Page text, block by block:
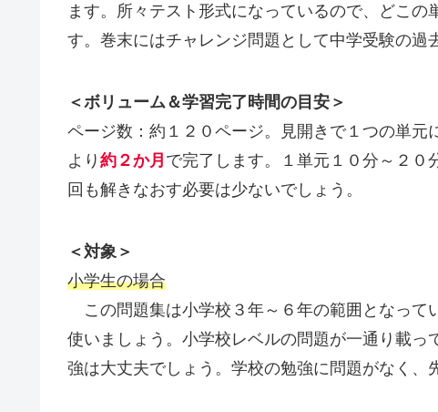
ます。所々テスト形式になっているので、どこの
す。巻末にはチャレンジ問題として中学受験の過
＜ボリューム＆学習完了時間の目安＞
ページ数：約１２０ページ。見開きで１つの単
より 約２か月 で完了します。１単元１０分～２０
回も解きなおす必要は少ないでしょう。
＜対象＞
小学生の場合
この問題集は小学校３年～６年の範囲となって
使いましょう。小学校レベルの問題が一通り載
強は大丈夫でしょう。学校の勉強に問題がなく、